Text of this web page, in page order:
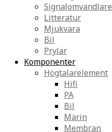
Signalomvandlare
Litteratur
Mjukvara
Bil
Prylar
Komponenter
Högtalarelement
Hifi
PA
Bil
Marin
Membran